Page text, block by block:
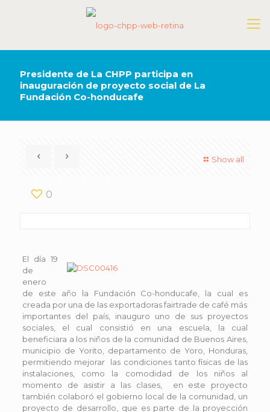
Presidente de La CHPP participa en
inauguración de proyecto social de La
Fundación Co-honducafe
Show all
0
El día 19
de
enero
de este año la Fundación Co-honducafe, la cual es
creada por una de las exportadoras fairtrade de café más
importantes del país, inauguro uno de sus proyectos
sociales, el cual consistió en una escuela, la cual
beneficiara a los niños de la comunidad de Buenos Aires,
municipio de Yorito, departamento de Yoro, Honduras,
permitiendo mejorar las condiciones tanto físicas de las
instalaciones, como la comodidad de los niños al
momento de asistir a las clases, en este proyecto
también colaboró el gobierno local de la comunidad, un
proyecto de desarrollo, que es parte de la proyección